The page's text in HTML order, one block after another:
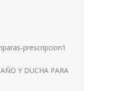
Y DUCHA PARA